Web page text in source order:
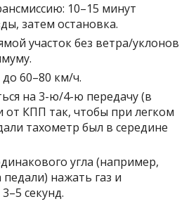
10–15 минут
затем остановка.
участок без ветра/уклонов
до 60–80 км/ч.
на 3-ю/4-ю передачу (в
от КПП так, чтобы при легком
тахометр был в середине
угла (например,
педали) нажать газ и
секунд.